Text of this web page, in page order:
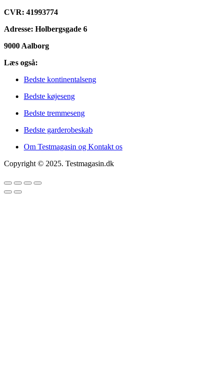
CVR: 41993774
Adresse: Holbergsgade 6
9000 Aalborg
Læs også:
Bedste kontinentalseng
Bedste køjeseng
Bedste tremmeseng
Bedste garderobeskab
Om Testmagasin og Kontakt os
Copyright © 2025. Testmagasin.dk